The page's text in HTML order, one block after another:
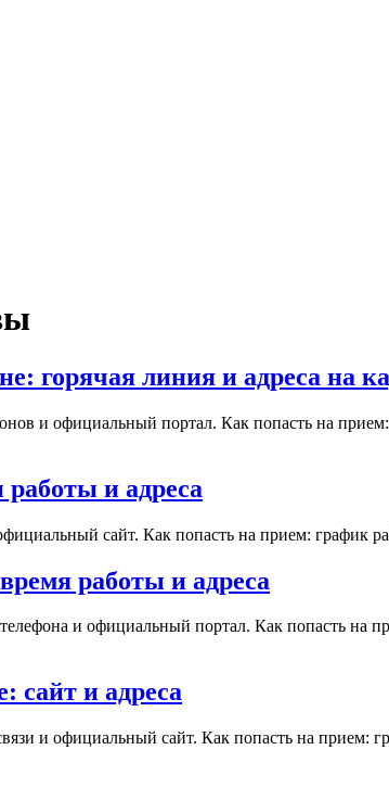
горячая линия и адреса на
и официальный портал. Как попасть на
и адреса
сайт. Как попасть на прием: график
работы и адреса
и официальный портал. Как попасть на
сайт и адреса
и официальный сайт. Как попасть на прием: